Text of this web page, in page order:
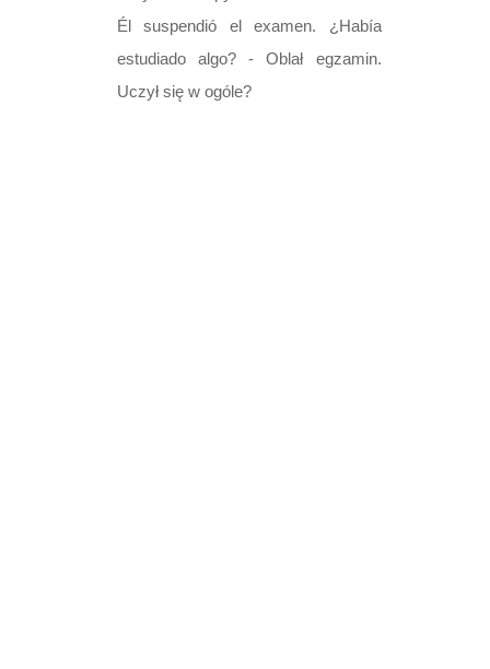
Przyimek sin
listopada 2008
Él suspendió el examen. ¿Había
estudiado algo? - Oblał egzamin.
Uczył się w ogóle?